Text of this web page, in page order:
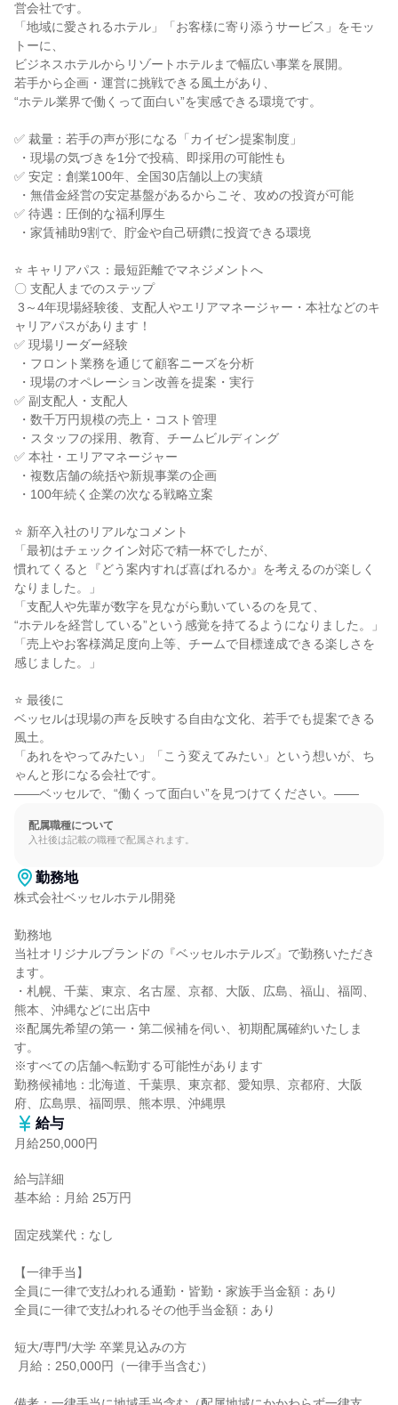
営会社です。
「地域に愛されるホテル」「お客様に寄り添うサービス」をモッ
トーに、
ビジネスホテルからリゾートホテルまで幅広い事業を展開。
若手から企画・運営に挑戦できる風土があり、
“ホテル業界で働くって面白い”を実感できる環境です。
✅ 裁量：若手の声が形になる「カイゼン提案制度」
✅ 安定：創業100年、全国30店舗以上の実績
✅ 待遇：圧倒的な福利厚生
⭐ キャリアパス：最短距離でマネジメントへ
〇 支配人までのステップ
ャリアパスがあります！
✅ 現場リーダー経験
✅ 副支配人・支配人
✅ 本社・エリアマネージャー
⭐ 新卒入社のリアルなコメント
「最初はチェックイン対応で精一杯でしたが、
慣れてくると『どう案内すれば喜ばれるか』を考えるのが楽しく
なりました。」
「支配人や先輩が数字を見ながら動いているのを見て、
“ホテルを経営している”という感覚を持てるようになりました。」
「売上やお客様満足度向上等、チームで目標達成できる楽しさを
感じました。」
⭐ 最後に
ベッセルは現場の声を反映する自由な文化、若手でも提案できる
風土。
「あれをやってみたい」「こう変えてみたい」という想いが、ち
ゃんと形になる会社です。
――ベッセルで、“働くって面白い”を見つけてください。――
配属職種について
入社後は記載の職種で配属されます。
勤務地
株式会社ベッセルホテル開発
勤務地
当社オリジナルブランドの『ベッセルホテルズ』で勤務いただき
ます。
・札幌、千葉、東京、名古屋、京都、大阪、広島、福山、福岡、
熊本、沖縄などに出店中
※配属先希望の第一・第二候補を伺い、初期配属確約いたしま
す。
※すべての店舗へ転勤する可能性があります
勤務候補地：北海道、千葉県、東京都、愛知県、京都府、大阪
府、広島県、福岡県、熊本県、沖縄県
給与
月給250,000円
給与詳細
基本給：月給 25万円
固定残業代：なし
【一律手当】
全員に一律で支払われる通勤・皆勤・家族手当金額：あり
全員に一律で支払われるその他手当金額：あり
短大/専門/大学 卒業見込みの方